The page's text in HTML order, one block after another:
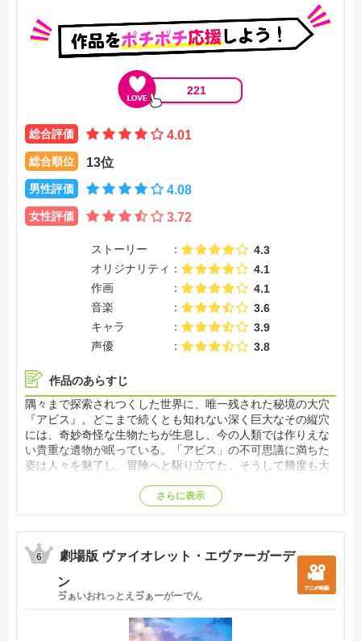
221
総合評価 4.01
総合順位 13位
男性評価 4.08
女性評価 3.72
ストーリー
4.3
オリジナリティ
4.1
作画
4.1
音楽
3.6
キャラ
3.9
声優
3.8
作品のあらすじ
隅々まで探索されつくした世界に、唯一残された秘境の大穴
『アビス』。どこまで続くとも知れない深く巨大なその縦穴
には、奇妙奇怪な生物たちが生息し、今の人類では作りえな
い貴重な遺物が眠っている。「アビス」の不可思議に満ちた
姿は人々を魅了し、冒険へと駆り立てた。そうして幾度も大
になっていった。アビスの縁に築かれた街『オース』に暮ら
コはアビスを探窟中に、少年の姿をしたロボットを拾い…？
【公式サイト他参照】
さらに表示
6
劇場版 ヴァイオレット・エヴァーガーデ
ン
ゔぁいおれっとえゔぁーがーでん